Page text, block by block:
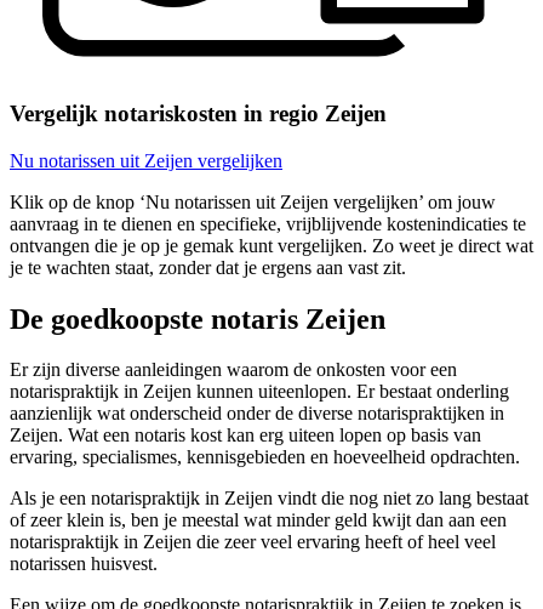
Vergelijk notariskosten in regio Zeijen
Nu notarissen uit Zeijen vergelijken
Klik op de knop ‘Nu notarissen uit Zeijen vergelijken’ om jouw
aanvraag in te dienen en specifieke, vrijblijvende kostenindicaties te
ontvangen die je op je gemak kunt vergelijken. Zo weet je direct wat
je te wachten staat, zonder dat je ergens aan vast zit.
De goedkoopste notaris Zeijen
Er zijn diverse aanleidingen waarom de onkosten voor een
notarispraktijk in Zeijen kunnen uiteenlopen. Er bestaat onderling
aanzienlijk wat onderscheid onder de diverse notarispraktijken in
Zeijen. Wat een notaris kost kan erg uiteen lopen op basis van
ervaring, specialismes, kennisgebieden en hoeveelheid opdrachten.
Als je een notarispraktijk in Zeijen vindt die nog niet zo lang bestaat
of zeer klein is, ben je meestal wat minder geld kwijt dan aan een
notarispraktijk in Zeijen die zeer veel ervaring heeft of heel veel
notarissen huisvest.